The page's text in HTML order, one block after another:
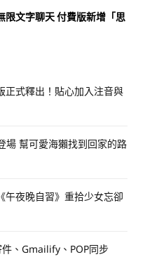
限文字聊天 付費版新增「思
正式釋出！貼心加入注音與
幫可愛海獺找到回家的路
午夜晚自習》重拾少女忘卻
、Gmailify、POP同步